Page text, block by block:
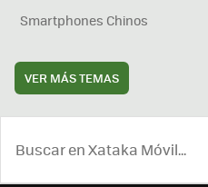
Smartphones Chinos
VER MÁS TEMAS